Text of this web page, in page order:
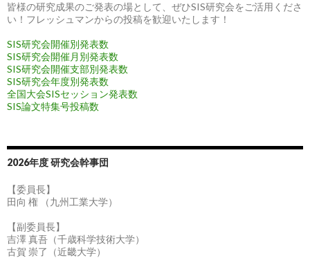
皆様の研究成果のご発表の場として、ぜひSIS研究会をご活用くださ
い！フレッシュマンからの投稿を歓迎いたします！
SIS研究会開催別発表数
SIS研究会開催月別発表数
SIS研究会開催支部別発表数
SIS研究会年度別発表数
全国大会SISセッション発表数
SIS論文特集号投稿数
2026年度 研究会幹事団
【委員長】
田向 権 （九州工業大学）
【副委員長】
吉澤 真吾（千歳科学技術大学）
古賀 崇了（近畿大学）